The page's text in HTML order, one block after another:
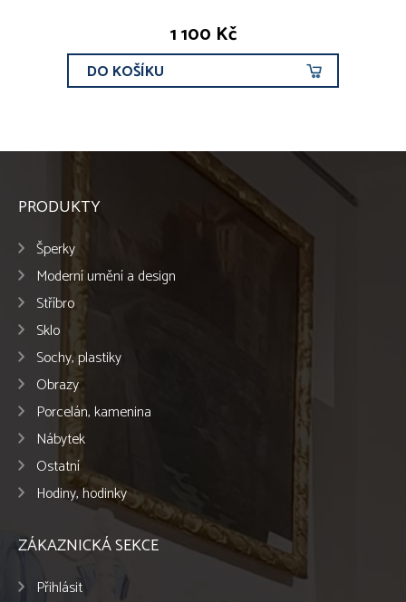
1 100 Kč
DO KOŠÍKU
PRODUKTY
Šperky
Moderní umění a design
Stříbro
Sklo
Sochy, plastiky
Obrazy
Porcelán, kamenina
Nábytek
Ostatní
Hodiny, hodinky
ZÁKAZNICKÁ SEKCE
Přihlásit